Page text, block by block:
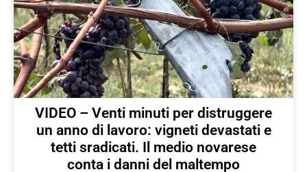
VIDEO – Venti minuti per distruggere
un anno di lavoro: vigneti devastati e
tetti sradicati. Il medio novarese
conta i danni del maltempo